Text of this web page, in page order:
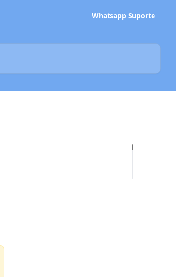
Whatsapp Suporte